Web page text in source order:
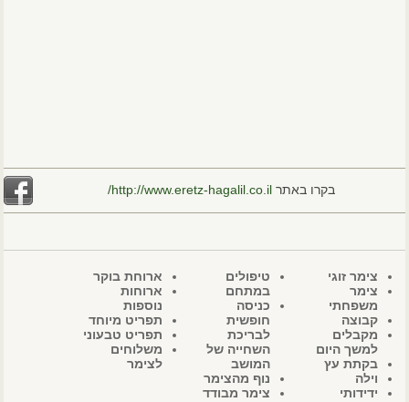
בקרו באתר http://www.eretz-hagalil.co.il/
צימר זוגי
צימר
משפחתי
קבוצה
מקבלים
למשך היום
בקתת עץ
וילה
ידידותי
טיפולים
במתחם
כניסה
חופשית
לבריכת
השחייה של
המושב
נוף מהצימר
צימר מבודד
ארוחת בוקר
ארוחות
נוספות
תפריט מיוחד
תפריט טבעוני
משלוחים
לצימר